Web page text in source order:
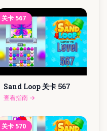
关卡 567
Sand Loop 关卡 567
查看指南 →
关卡 570